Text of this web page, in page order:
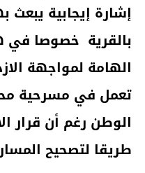
إشارة إيجابية يبعث
بالقرية خصوصا في
الهامة لمواجهة
تعمل في مسرحية
الوطن رغم أن قرار
طريقا لتصحيح